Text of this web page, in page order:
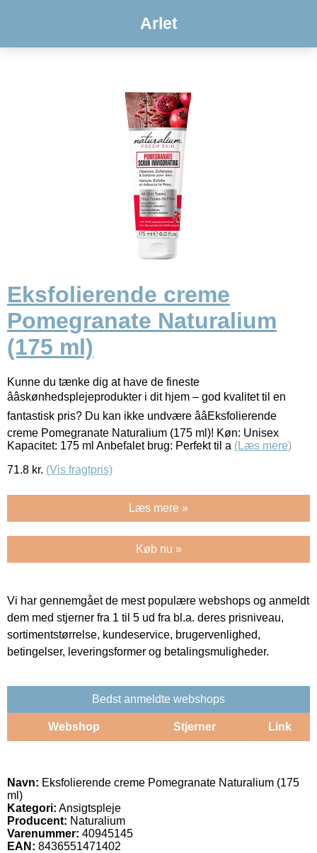
Arlet
Eksfolierende creme
Pomegranate Naturalium
(175 ml)
Kunne du tænke dig at have de fineste
ââskønhedsplejeprodukter i dit hjem – god kvalitet til en
fantastisk pris? Du kan ikke undvære ââEksfolierende
creme Pomegranate Naturalium (175 ml)! Køn: Unisex
Kapacitet: 175 ml Anbefalet brug: Perfekt til a (Læs mere)
71.8 kr. (Vis fragtpris)
Læs mere »
Køb nu »
Vi har gennemgået de mest populære webshops og anmeldt
dem med stjerner fra 1 til 5 ud fra bl.a. deres prisniveau,
sortimentstørrelse, kundeservice, brugervenlighed,
betingelser, leveringsformer og betalingsmuligheder.
Bedst anmeldte webshops
Webshop Stjerner Link
Navn: Eksfolierende creme Pomegranate Naturalium (175
ml)
Kategori: Ansigtspleje
Producent: Naturalium
Varenummer: 40945145
EAN: 8436551471402